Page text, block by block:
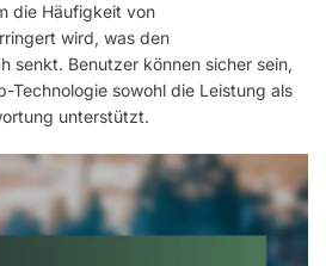
die Häufigkeit von
wird, was den
senkt. Benutzer können sicher sein,
Technologie sowohl die Leistung als
unterstützt.